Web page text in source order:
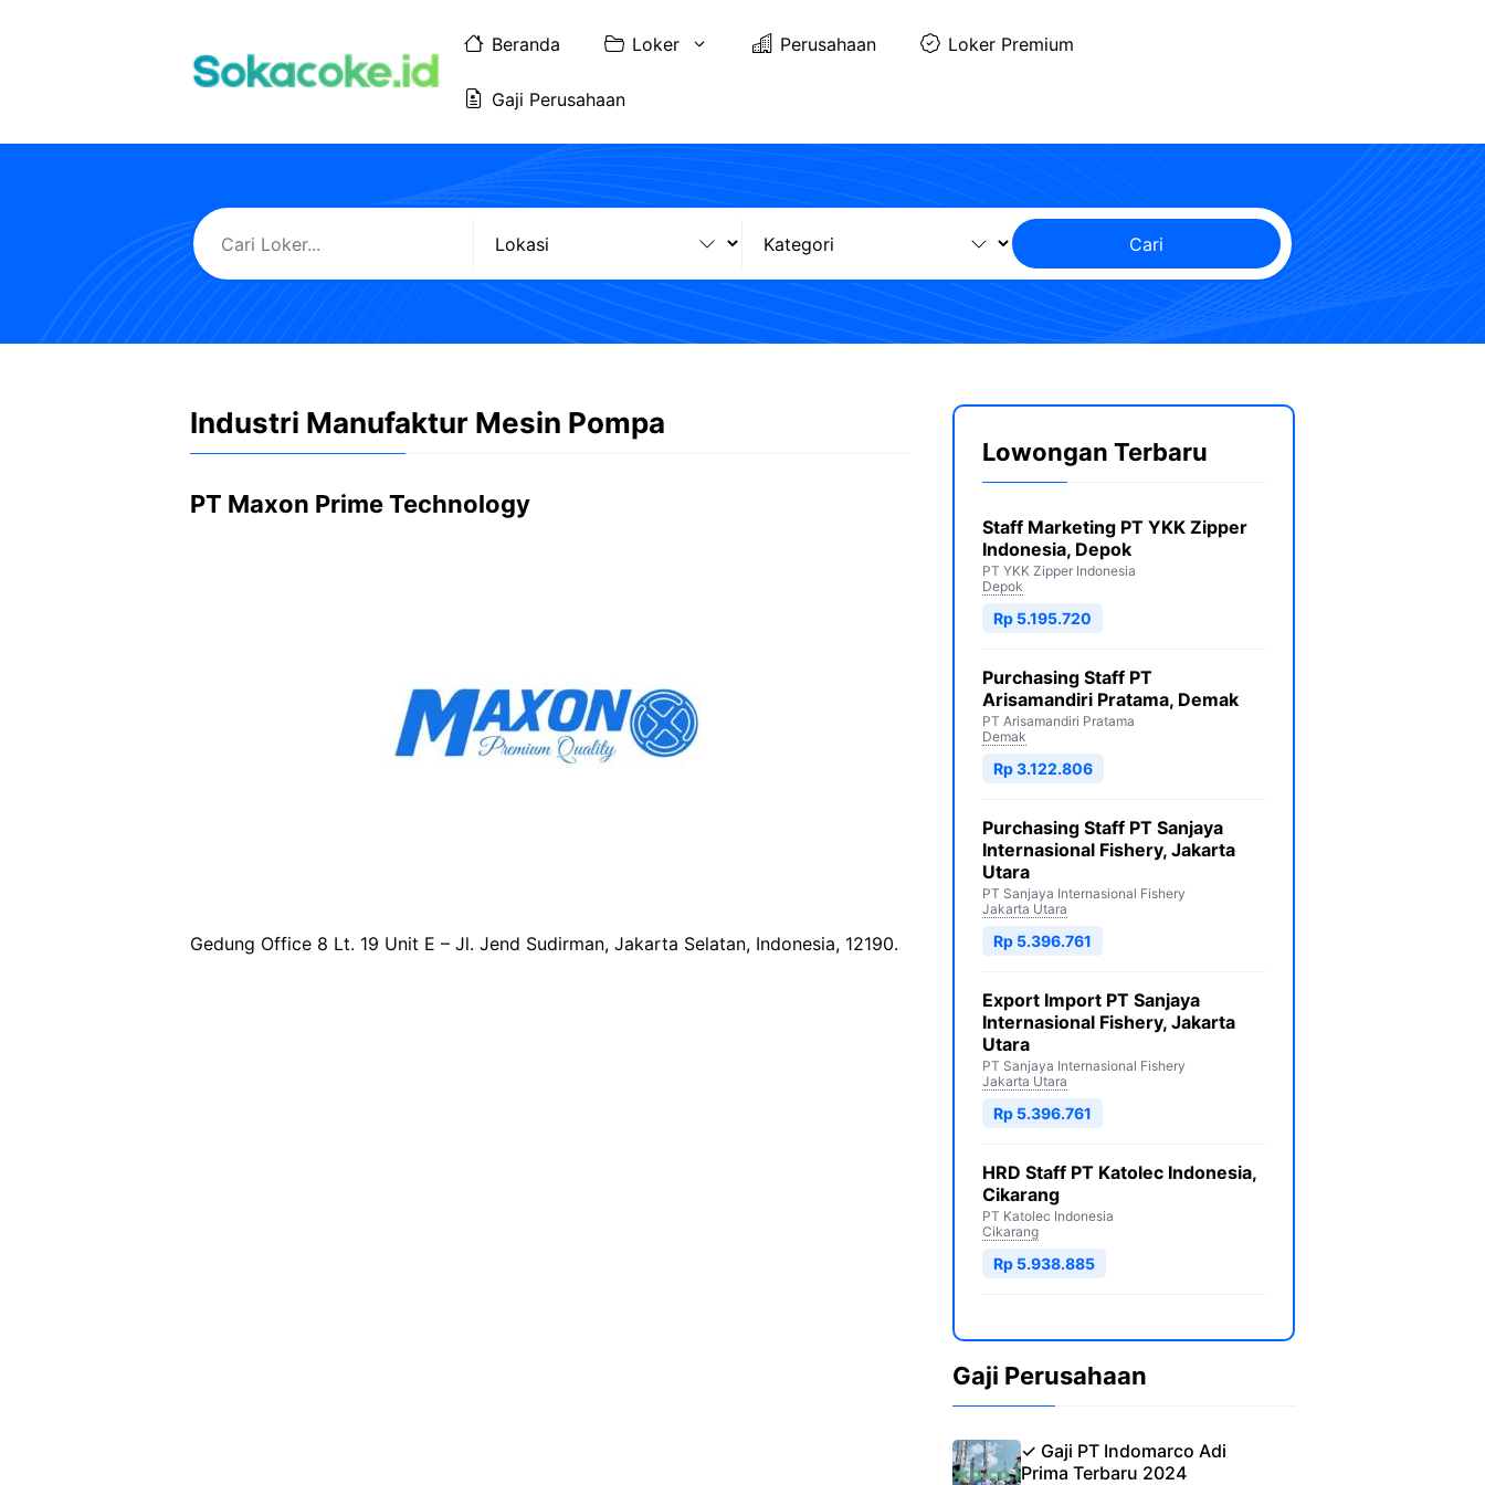
Beranda Loker Perusahaan Loker Premium
Gaji Perusahaan
Cari
Industri Manufaktur Mesin Pompa
PT Maxon Prime Technology
Gedung Office 8 Lt. 19 Unit E – Jl. Jend Sudirman, Jakarta Selatan, Indonesia, 12190.
Lowongan Terbaru
Staff Marketing PT YKK Zipper
Indonesia, Depok
PT YKK Zipper Indonesia
Depok
Rp 5.195.720
Purchasing Staff PT
Arisamandiri Pratama, Demak
PT Arisamandiri Pratama
Demak
Rp 3.122.806
Purchasing Staff PT Sanjaya
Internasional Fishery, Jakarta
Utara
PT Sanjaya Internasional Fishery
Jakarta Utara
Rp 5.396.761
Export Import PT Sanjaya
Internasional Fishery, Jakarta
Utara
PT Sanjaya Internasional Fishery
Jakarta Utara
Rp 5.396.761
HRD Staff PT Katolec Indonesia,
Cikarang
PT Katolec Indonesia
Cikarang
Rp 5.938.885
Gaji Perusahaan
✓ Gaji PT Indomarco Adi
Prima Terbaru 2024